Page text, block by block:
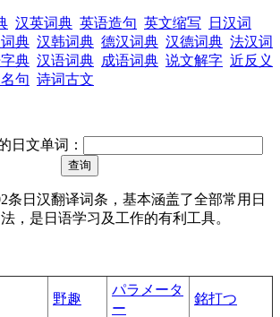
汉英词典 英语造句 英文缩写
日汉词
典 汉韩词典 德汉词典 汉德词典 法汉词
典 汉语词典 成语词典 说文解字 近反义
句 诗词古文
日文单词：
条日汉翻译词条，基本涵盖了全部常用日
，是日语学习及工作的有利工具。
野趣
パラメータ
ー
銘打つ